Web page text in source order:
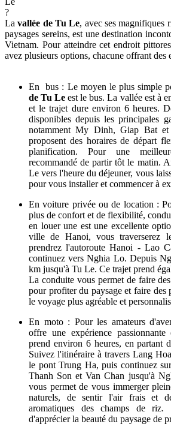
vallée de Tu Le, avec ses magnifiques
paysages sereins, est une destination
Vietnam. Pour atteindre cet endroit
avez plusieurs options, chacune offrant des
En bus : Le moyen le plus simple
de Tu Le est le bus. La vallée est à
et le trajet dure environ 6 heures.
disponibles depuis les principales
notamment My Dinh, Giap Bat et
proposent des horaires de départ
recommandé de partir tôt le matin.
Le vers l'heure du déjeuner, vous
pour vous installer et commencer à
En voiture privée ou de location :
plus de confort et de flexibilité,
en louer une est une excellente
ville de Hanoi, vous traverserez
prendrez l'autoroute Hanoi - Lao
continuez vers Nghia Lo. Depuis
km jusqu'à Tu Le. Ce trajet prend